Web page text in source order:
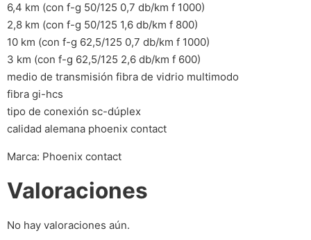
6,4 km (con f-g 50/125 0,7 db/km f 1000)
2,8 km (con f-g 50/125 1,6 db/km f 800)
10 km (con f-g 62,5/125 0,7 db/km f 1000)
3 km (con f-g 62,5/125 2,6 db/km f 600)
medio de transmisión fibra de vidrio multimodo
fibra gi-hcs
tipo de conexión sc-dúplex
calidad alemana phoenix contact
Marca: Phoenix contact
Valoraciones
No hay valoraciones aún.